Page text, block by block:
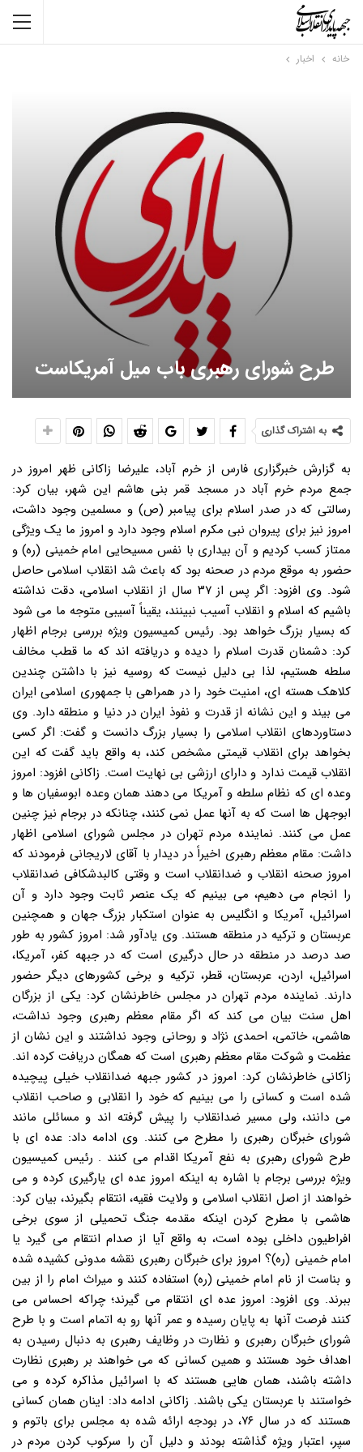
خانه اخبار
طرح شورای رهبری باب میل آمریکاست
به اشتراک گذاری
به گزارش خبرگزاری فارس از خرم آباد، علیرضا زاکانی ظهر امروز در
جمع مردم خرم آباد در مسجد قمر بنی هاشم این شهر، بیان کرد:
رسالتی که در صدر اسلام برای پیامبر (ص) و مسلمین وجود داشت،
امروز نیز برای پیروان نبی مکرم اسلام وجود دارد و امروز ما یک ویژگی
ممتاز کسب کردیم و آن بیداری با نفس مسیحایی امام خمینی (ره) و
حضور به موقع مردم در صحنه بود که باعث شد انقلاب اسلامی حاصل
شود. وی افزود: اگر پس از ۳۷ سال از انقلاب اسلامی، دقت نداشته
باشیم که اسلام و انقلاب آسیب نبینند، یقیناً آسیبی متوجه ما می شود
که بسیار بزرگ خواهد بود. رئیس کمیسیون ویژه بررسی برجام اظهار
کرد: دشمنان قدرت اسلام را دیده و دریافته اند که ما قطب مخالف
سلطه هستیم، لذا بی دلیل نیست که روسیه نیز با داشتن چندین
کلاهک هسته ای، امنیت خود را در همراهی با جمهوری اسلامی ایران
می بیند و این نشانه از قدرت و نفوذ ایران در دنیا و منطقه دارد. وی
دستاوردهای انقلاب اسلامی را بسیار بزرگ دانست و گفت: اگر کسی
بخواهد برای انقلاب قیمتی مشخص کند، به واقع باید گفت که این
انقلاب قیمت ندارد و دارای ارزشی بی نهایت است. زاکانی افزود: امروز
وعده ای که نظام سلطه و آمریکا می دهند همان وعده ابوسفیان ها و
ابوجهل ها است که به آنها عمل نمی کنند، چنانکه در برجام نیز چنین
عمل می کنند. نماینده مردم تهران در مجلس شورای اسلامی اظهار
داشت: مقام معظم رهبری اخیراً در دیدار با آقای لاریجانی فرمودند که
امروز صحنه انقلاب و ضدانقلاب است و وقتی کالبدشکافی ضدانقلاب
را انجام می دهیم، می بینیم که یک عنصر ثابت وجود دارد و آن
اسرائیل، آمریکا و انگلیس به عنوان استکبار بزرگ جهان و همچنین
عربستان و ترکیه در منطقه هستند. وی یادآور شد: امروز کشور به طور
صد درصد در منطقه در حال درگیری است که در جبهه کفر، آمریکا،
اسرائیل، اردن، عربستان، قطر، ترکیه و برخی کشورهای دیگر حضور
دارند. نماینده مردم تهران در مجلس خاطرنشان کرد: یکی از بزرگان
اهل سنت بیان می کند که اگر مقام معظم رهبری وجود نداشت،
هاشمی، خاتمی، احمدی نژاد و روحانی وجود نداشتند و این نشان از
عظمت و شوکت مقام معظم رهبری است که همگان دریافت کرده اند.
زاکانی خاطرنشان کرد: امروز در کشور جبهه ضدانقلاب خیلی پیچیده
شده است و کسانی را می بینیم که خود را انقلابی و صاحب انقلاب
می دانند، ولی مسیر ضدانقلاب را پیش گرفته اند و مسائلی مانند
شورای خبرگان رهبری را مطرح می کنند. وی ادامه داد: عده ای با
طرح شورای رهبری به نفع آمریکا اقدام می کنند . رئیس کمیسیون
ویژه بررسی برجام با اشاره به اینکه امروز عده ای یارگیری کرده و می
خواهند از اصل انقلاب اسلامی و ولایت فقیه، انتقام بگیرند، بیان کرد:
هاشمی با مطرح کردن اینکه مقدمه جنگ تحمیلی از سوی برخی
افراطیون داخلی بوده است، به واقع آیا از صدام انتقام می گیرد یا
امام خمینی (ره)؟ امروز برای خبرگان رهبری نقشه مدونی کشیده شده
و بناست از نام امام خمینی (ره) استفاده کنند و میراث امام را از بین
ببرند. وی افزود: امروز عده ای انتقام می گیرند؛ چراکه احساس می
کنند فرصت آنها به پایان رسیده و عمر آنها رو به اتمام است و با طرح
شورای خبرگان رهبری و نظارت در وظایف رهبری به دنبال رسیدن به
اهداف خود هستند و همین کسانی که می خواهند بر رهبری نظارت
داشته باشند، همان هایی هستند که با اسرائیل مذاکره کرده و می
خواستند با عربستان یکی باشند. زاکانی ادامه داد: اینان همان کسانی
هستند که در سال ۷۶، در بودجه ارائه شده به مجلس برای باتوم و
سپر، اعتبار ویژه گذاشته بودند و دلیل آن را سرکوب کردن مردم در